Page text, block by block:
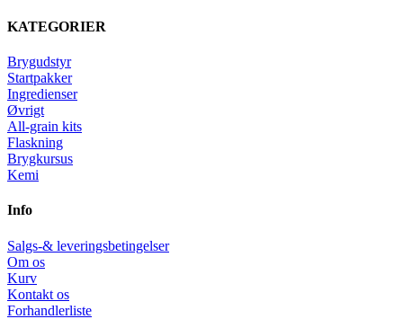
KATEGORIER
Brygudstyr
Startpakker
Ingredienser
Øvrigt
All-grain kits
Flaskning
Brygkursus
Kemi
Info
Salgs-& leveringsbetingelser
Om os
Kurv
Kontakt os
Forhandlerliste